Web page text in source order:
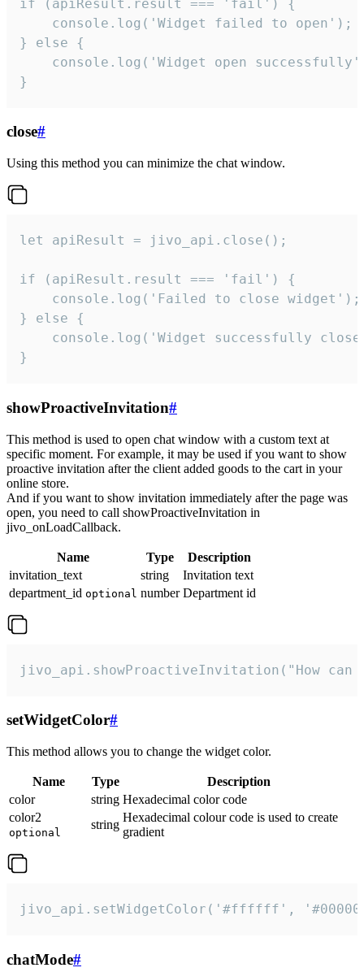
if (apiResult.result === 'fail') {
    console.log('Widget failed to open');
} else {
console.log('Widget open
}
close#
Using this method you can minimize the chat window.
let apiResult = jivo_api.close();
if (apiResult.result === 'fail') {
    console.log('Failed to close widget');
} else {
console.log('Widget successfully
}
showProactiveInvitation#
This method is used to open chat window with a custom text at
specific moment. For example, it may be used if you want to show
proactive invitation after the client added goods to the cart in your
online store.
And if you want to show invitation immediately after the page was
open, you need to call showProactiveInvitation in
jivo_onLoadCallback.
Name Type
Description
invitation_text
string
Invitation text
department_id optional number Department id
jivo_api.showProactiveInvitation("How
setWidgetColor#
This method allows you to change the widget color.
Name Type
Description
color
string Hexadecimal color code
color2
optional
string
Hexadecimal colour code is used to create
gradient
jivo_api.setWidgetColor('#ffffff',
chatMode#